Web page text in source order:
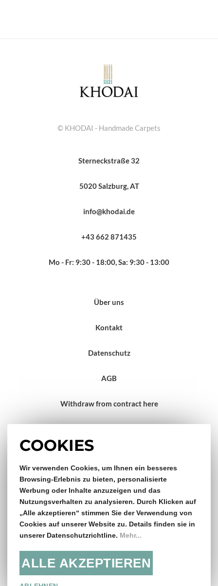
COOKIES
Wir verwenden Cookies, um Ihnen ein besseres
Browsing-Erlebnis zu bieten, personalisierte
Werbung oder Inhalte anzuzeigen und das
Nutzungsverhalten zu analysieren. Durch Klicken auf
„Alle akzeptieren“ stimmen Sie der Verwendung von
Cookies auf unserer Website zu. Details finden sie in
unserer Datenschutzrichtline. Mehr...
ALLE AKZEPTIEREN
© KHODAI - Handmade Carpets
Sterneckstraße 32
5020 Salzburg, AT
info@khodai.de
+43 662 871435
Mo - Fr: 9:30 - 18:00, Sa: 9:30 - 13:00
Über uns
Kontakt
Datenschutz
AGB
Withdraw from contract here
Gratis Versand & Rückversand
ab €150,- Bestellwert
14 Tage Rückgaberecht